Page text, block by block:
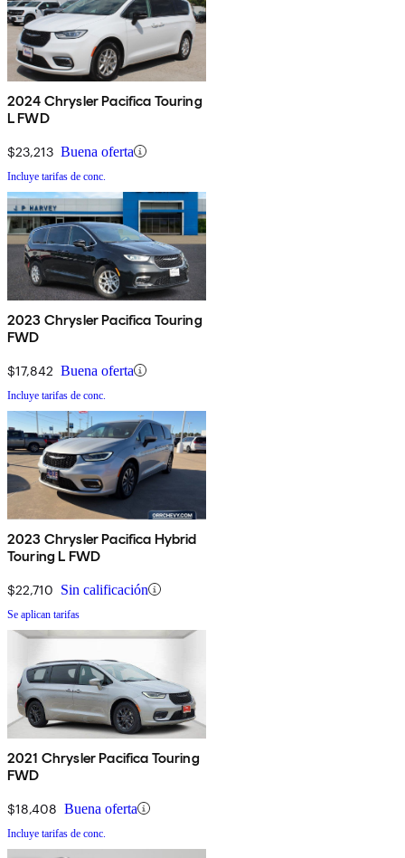
2024 Chrysler Pacifica Touring
L FWD
$23,213 Buena oferta
Incluye tarifas de conc.
2023 Chrysler Pacifica Touring
FWD
$17,842 Buena oferta
Incluye tarifas de conc.
2023 Chrysler Pacifica Hybrid
Touring L FWD
$22,710 Sin calificación
Se aplican tarifas
2021 Chrysler Pacifica Touring
FWD
$18,408 Buena oferta
Incluye tarifas de conc.